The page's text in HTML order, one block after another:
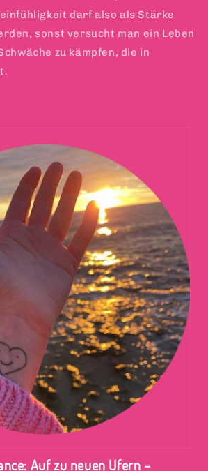
darf also als Stärke
sonst versucht man ein Leben
zu kämpfen, die in
Auf zu neuen Ufern –